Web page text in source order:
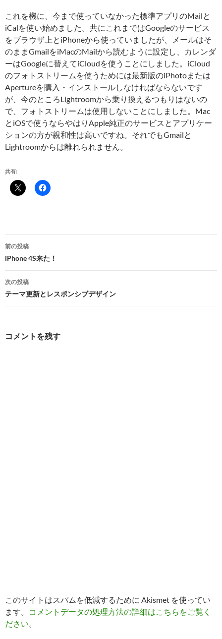
これを機に、今まで使っていなかった標準アプリのMailと
iCalを使い始めました。共にこれまではGoogleのサービス
をブラウザ上とiPhoneから使っていましたが、メールはそ
のままGmailをiMacのMailから読むように設定し、カレンダ
ーはGoogleに替えてiCloudを使うことにしました。iCloud
のフォトストリームを使うためには最新版のiPhotoまたは
Apertureを購入・インストールしなければならないです
が、今のところLightroomから乗り換えるつもりはないの
で、フォトストリームは使用しないことにしました。Mac
とiOSで使うならやはりApple純正のサービスとアプリケー
ションの方が親和性は高いですね。それでもGmailと
Lightroomからは離れられません。
共有:
投
稿
ナ
ビ
ゲ
前の投稿
iPhone 4S来た！
次の投稿
テーマ更新とレスポンシブデザイン
コメントを残す
このサイトはスパムを低減するために Akismet を使ってい
ます。
コメントデータの処理方法の詳細はこちらをご覧く
ださい。